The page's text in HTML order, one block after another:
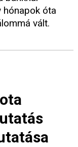
hónapok óta
vált.